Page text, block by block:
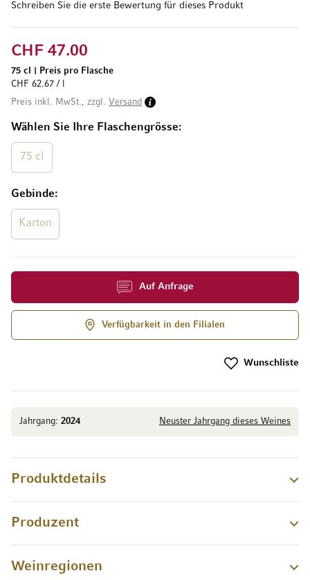
Schreiben Sie die erste Bewertung für dieses Produkt
Jahrgang: 2024 Neuster Jahrgang dieses Weines
Wählen Sie Ihre Flaschengrösse
75 cl
Gebinde
Karton
CHF 47.00
75 cl
Preis pro Flasche
CHF 62.67 / l
Preis inkl. MwSt., zzgl. Versand
Auf Anfrage
Verfügbarkeit in den Filialen
Wunschliste
Produktdetails
Produzent
Weinregionen